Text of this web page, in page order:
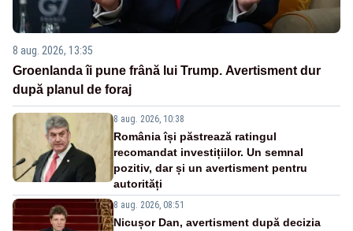
8 aug. 2026, 13:35
Groenlanda îi pune frână lui Trump. Avertisment dur
după planul de foraj
8 aug. 2026, 10:38
România își păstrează ratingul
recomandat investițiilor. Un semnal
pozitiv, dar și un avertisment pentru
autorități
8 aug. 2026, 08:51
Nicușor Dan, avertisment după decizia